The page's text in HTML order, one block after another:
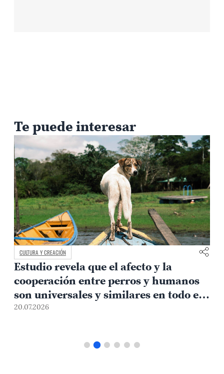
Te puede interesar
CULTURA Y CREACIÓN
Estudio revela que el afecto y la
cooperación entre perros y humanos
son universales y similares en todo el
mundo
20.07.2026